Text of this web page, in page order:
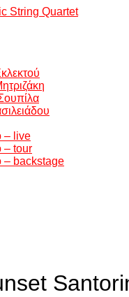
– live
– tour
– backstage